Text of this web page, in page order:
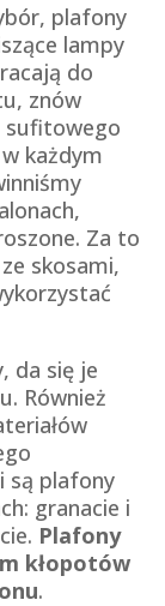
plafony
lampy
do
znów
sufitowego
każdym
Za to
skosami,
da się je
Również
są plafony
granacie i
Plafony
kłopotów
.